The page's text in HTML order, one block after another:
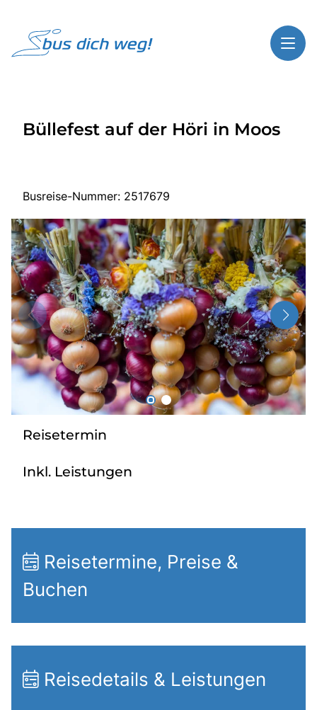
Highlights
Start
Busreisen
Bus mieten
Über Bus dich weg!
Radio
Sie befinden sich in:
Heimatland ändern:
Büllefest auf der Höri in Moos
Busreise-Nummer: 2517679
Reisetermin
Inkl. Leistungen
Reisetermine, Preise &
Buchen
Reisedetails & Leistungen